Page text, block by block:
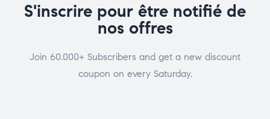
S'inscrire pour être notifié de
nos offres
Join 60.000+ Subscribers and get a new discount
coupon on every Saturday.